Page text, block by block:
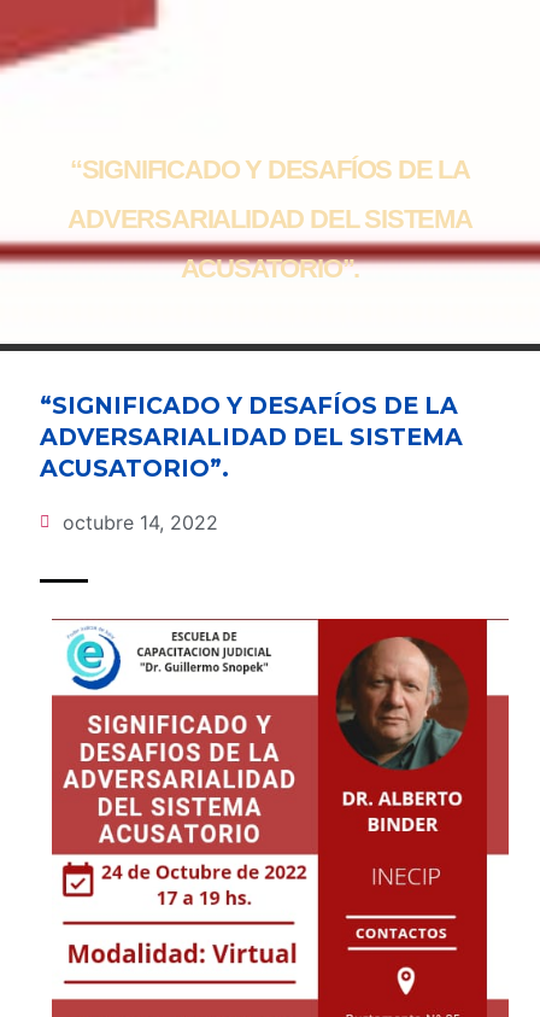
“SIGNIFICADO Y DESAFÍOS DE LA
ADVERSARIALIDAD DEL SISTEMA
ACUSATORIO”.
“SIGNIFICADO Y DESAFÍOS DE LA
ADVERSARIALIDAD DEL SISTEMA
ACUSATORIO”.
octubre 14, 2022